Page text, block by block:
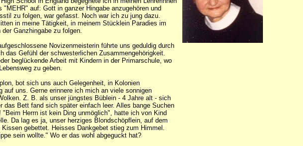
auf: Gott in ganzer Hingabe anzugehören und
zu folgen, war gefasst. Noch war ich zu jung dazu.
in meine Tätigkeit, in meinem Stücklein Paradies im
Ganzhingabe zu folgen.
Novizenmeisterin führte uns geduldig durch
das Gefühl der schwesterlichen Zusammengehörigkeit.
beglückende Arbeit mit Kindern in der Primarschule, wo
zu geben.
bot sich uns auch Gelegenheit, in Kolonien
auf uns. Gerne erinnere ich mich an viele sonnigen
Z. B. als unser jüngstes Büblein - 4 Jahre alt - sich
Bett fand sich später einfach leer. Alles bange Suchen
Herrn ist kein Ding unmöglich", hatte ich von Kind
Da lag es ja, unser herziges Blondschöpflein, auf dem
gebettet. Heisses Dankgebet stieg zum Himmel.
sein wollte." Wo er das wohl abgeguckt hat?